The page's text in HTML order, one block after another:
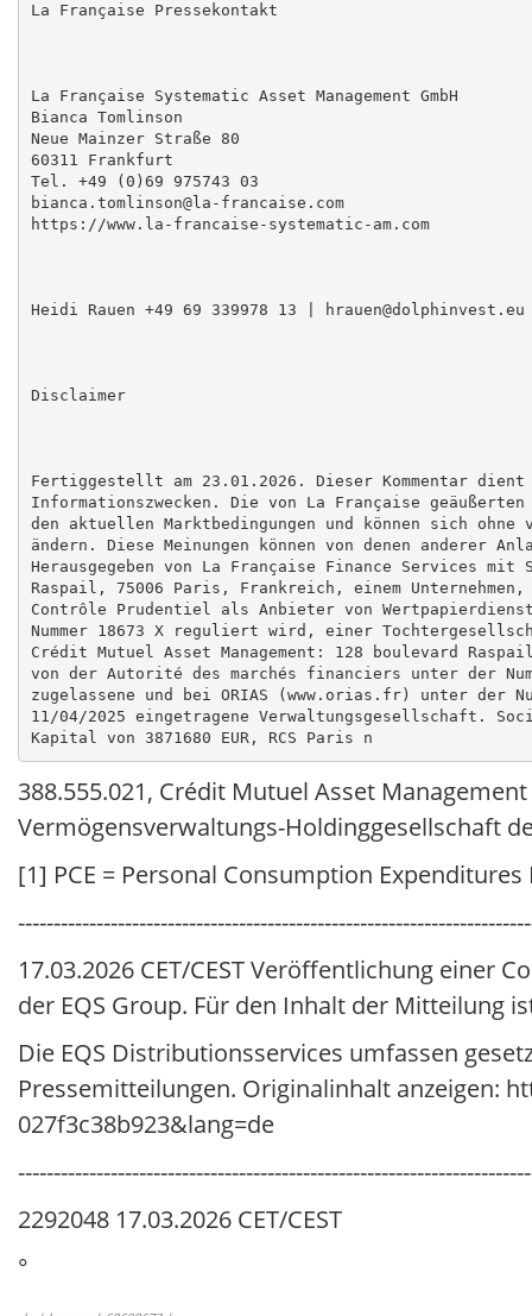
La Française Pressekontakt
La Française Systematic Asset Management GmbH
Bianca Tomlinson
Neue Mainzer Straße 80
60311 Frankfurt
Tel. +49 (0)69 975743 03
bianca.tomlinson@la-francaise.com
https://www.la-francaise-systematic-am.com
Heidi Rauen +49 69 339978 13 | hrauen@dolphinvest.eu
Disclaimer
Fertiggestellt am 23.01.2026. Dieser Kommentar dient
Informationszwecken. Die von La Française geäußerten
den aktuellen Marktbedingungen und können sich ohne
ändern. Diese Meinungen können von denen anderer
Herausgegeben von La Française Finance Services
Raspail, 75006 Paris, Frankreich, einem
Contrôle Prudentiel als Anbieter von
Nummer 18673 X reguliert wird, einer
Crédit Mutuel Asset Management: 128 boulevard
von der Autorité des marchés financiers unter der
zugelassene und bei ORIAS (www.orias.fr) unter der
11/04/2025 eingetragene Verwaltungsgesellschaft.
388.555.021, Crédit Mutuel Asset
Vermögensverwaltungs-Holdinggesellschaft
[1] PCE = Personal Consumption
17.03.2026 CET/CEST Veröffentlichung einer
der EQS Group. Für den Inhalt der Mitteilung
Die EQS Distributionsservices umfassen
Pressemitteilungen. Originalinhalt anzeigen:
027f3c38b923&lang=de
2292048 17.03.2026 CET/CEST
°